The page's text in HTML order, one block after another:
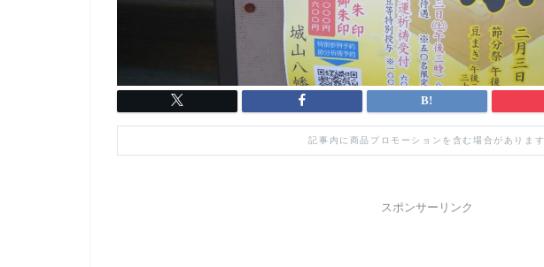
記事内に商品プロモーションを含む場合があります
スポンサーリンク